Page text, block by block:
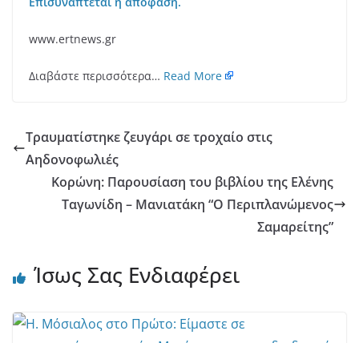
www.ertnews.gr
Διαβάστε περισσότερα… Read More
Τραυματίστηκε ζευγάρι σε τροχαίο στις
Αηδονοφωλιές
Κορώνη: Παρουσίαση του βιβλίου της Ελένης
Ταγωνίδη – Μανιατάκη “Ο Περιπλανώμενος
Σαμαρείτης”
Ίσως Σας Ενδιαφέρει